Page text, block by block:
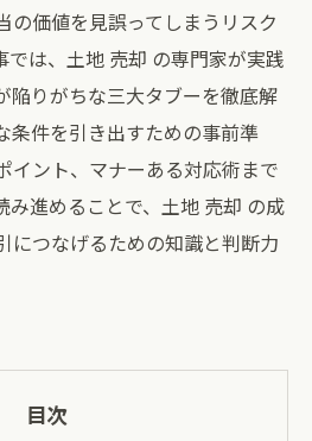
の価値を見誤ってしまうリスク
では、土地 売却 の専門家が実践
陥りがちな三大タブーを徹底解
条件を引き出すための事前準
イント、マナーある対応術まで
み進めることで、土地 売却 の成
につなげるための知識と判断力
目次